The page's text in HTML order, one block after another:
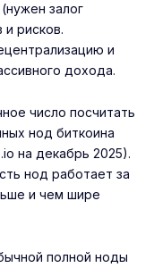
залог
рисков.
и
дохода.
число посчитать
нод биткоина
на декабрь 2025).
нод работает за
и чем шире
полной ноды